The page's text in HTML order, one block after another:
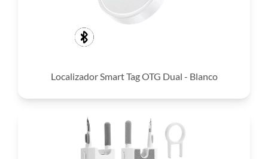
Localizador Smart Tag OTG Dual - Blanco